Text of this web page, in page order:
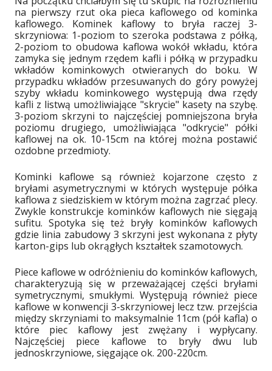
na pierwszy rzut oka pieca kaflowego od kominka
kaflowego. Kominek kaflowy to bryła raczej 3-
skrzyniowa: 1-poziom to szeroka podstawa z półką,
2-poziom to obudowa kaflowa wokół wkładu, która
zamyka się jednym rzędem kafli i półką w przypadku
wkładów kominkowych otwieranych do boku. W
przypadku wkładów przesuwanych do góry powyżej
szyby wkładu kominkowego występują dwa rzędy
kafli z listwą umożliwiające "skrycie" kasety na szybę.
3-poziom skrzyni to najczęściej pomniejszona bryła
poziomu drugiego, umożliwiająca "odkrycie" półki
kaflowej na ok. 10-15cm na której można postawić
ozdobne przedmioty.
Kominki kaflowe są również kojarzone często z
bryłami asymetrycznymi w których występuje półka
kaflowa z siedziskiem w którym można zagrzać plecy.
Zwykle konstrukcje kominków kaflowych nie sięgają
sufitu. Spotyka się też bryły kominków kaflowych
gdzie linia zabudowy 3 skrzyni jest wykonana z płyty
karton-gips lub okrągłych kształtek szamotowych.
Piece kaflowe w odróżnieniu do kominków kaflowych,
charakteryzują się w przeważającej części bryłami
symetrycznymi, smukłymi. Występują również piece
kaflowe w konwencji 3-skrzyniowej lecz tzw. przejścia
między skrzyniami to maksymalnie 11cm (pół kafla) o
które piec kaflowy jest zwężany i wypłycany.
Najczęściej piece kaflowe to bryły dwu lub
jednoskrzyniowe, sięgające ok. 200-220cm.